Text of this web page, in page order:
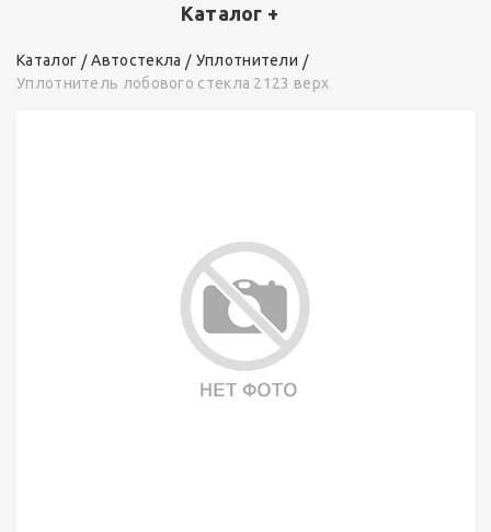
Каталог +
Каталог Автостекла
Уплотнители
Уплотнитель лобового стекла 2123 верх